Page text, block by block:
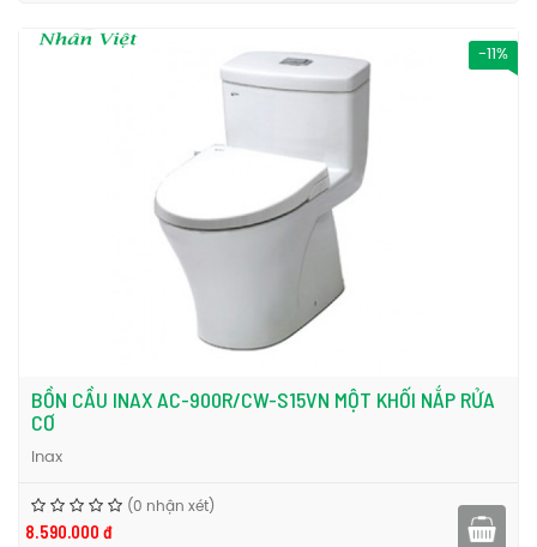
-11%
BỒN CẦU INAX AC-900R/CW-S15VN MỘT KHỐI NẮP RỬA
CƠ
Inax
(0 nhận xét)
8.590.000 đ